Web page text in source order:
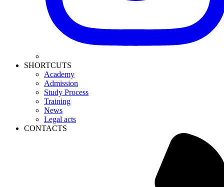
SHORTCUTS
Academy
Admission
Study Process
Training
News
Legal acts
CONTACTS